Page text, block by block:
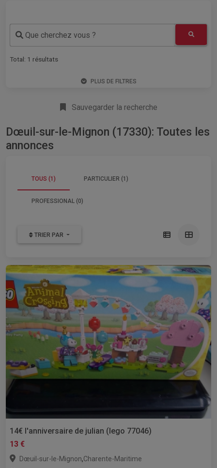
Que cherchez vous ?
Total: 1 résultats
PLUS DE FILTRES
Sauvegarder la recherche
Dœuil-sur-le-Mignon (17330): Toutes les
annonces
TOUS (1) PARTICULIER (1)
PROFESSIONAL (0)
TRIER PAR
14€ l'anniversaire de julian (lego 77046)
13 €
Dœuil-sur-le-Mignon,Charente-Maritime